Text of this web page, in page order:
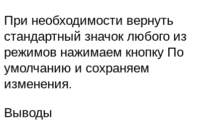
При необходимости вернуть
стандартный значок любого из
режимов нажимаем кнопку По
умолчанию и сохраняем
изменения.
Выводы